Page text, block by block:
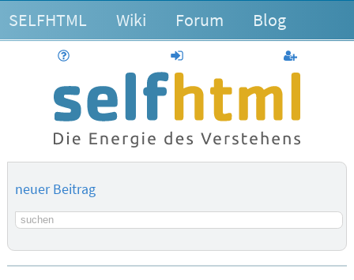
SELFHTML Wiki Forum Blog
anmelden
neuer Beitrag
Suchbegriff